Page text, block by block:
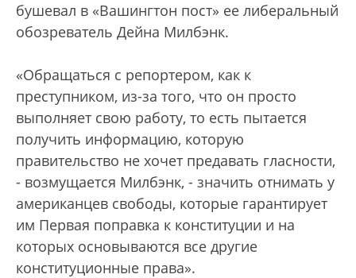
бушевал в «Вашингтон пост» ее либеральный
обозреватель Дейна Милбэнк.
«Обращаться с репортером, как к
преступником, из-за того, что он просто
выполняет свою работу, то есть пытается
получить информацию, которую
правительство не хочет предавать гласности,
- возмущается Милбэнк, - значить отнимать у
американцев свободы, которые гарантирует
им Первая поправка к конституции и на
которых основываются все другие
конституционные права».